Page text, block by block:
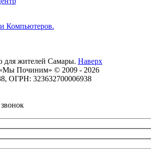
Компьютеров.
для жителей Самары. Наверх
Починим» © 2009 - 2026
ОГРН: 323632700006938